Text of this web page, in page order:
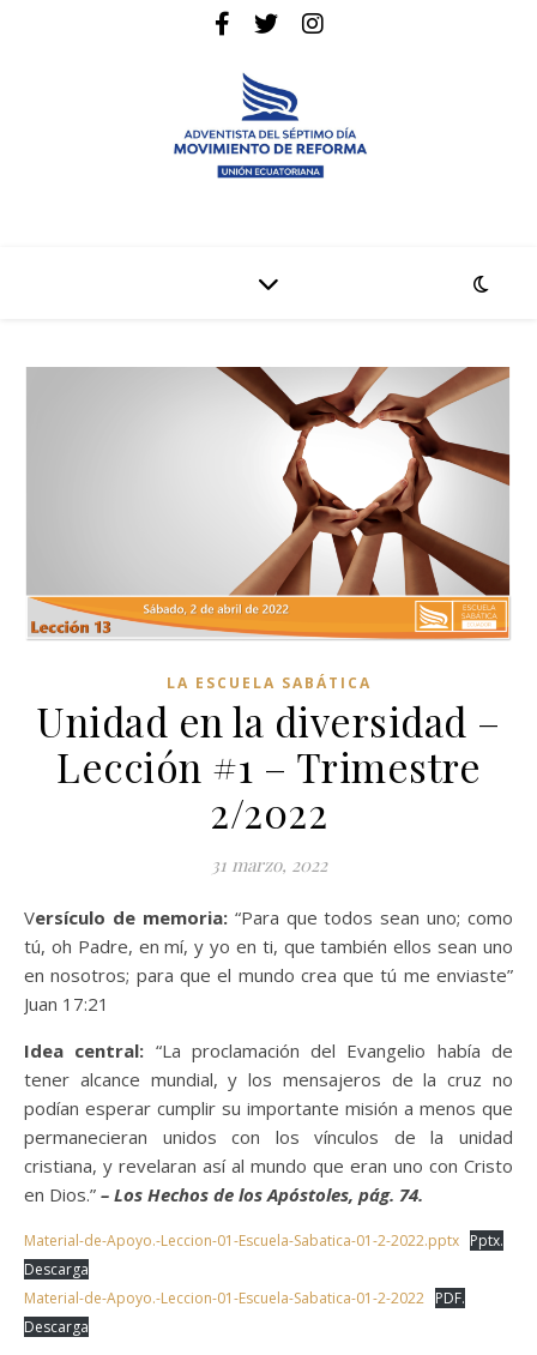
LA ESCUELA SABÁTICA
Unidad en la diversidad –
Lección #1 – Trimestre
2/2022
31 marzo, 2022
Versículo de memoria:“Para que todos sean uno; como
tú, oh Padre, en mí, y yo en ti, que también ellos sean uno
en nosotros; para que el mundo crea que tú me enviaste”
Juan 17:21
Idea central: “La proclamación del Evangelio había de
tener alcance mundial, y los mensajeros de la cruz no
podían esperar cumplir su importante misión a menos que
permanecieran unidos con los vínculos de la unidad
cristiana, y revelaran así al mundo que eran uno con Cristo
en Dios.” – Los Hechos de los Apóstoles, pág. 74.
Material-de-Apoyo.-Leccion-01-Escuela-Sabatica-01-2-2022.pptx Pptx.
Descarga
Material-de-Apoyo.-Leccion-01-Escuela-Sabatica-01-2-2022 PDF.
Descarga